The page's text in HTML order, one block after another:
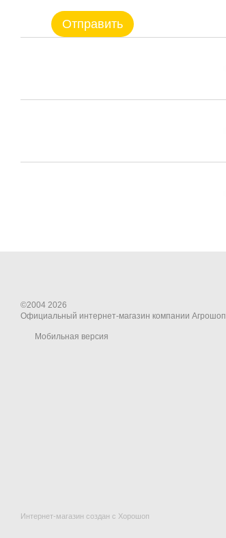
Отправить
©2004 2026
Официальный интернет-магазин компании Агрошоп
Мобильная версия
Интернет-магазин создан с Хорошоп